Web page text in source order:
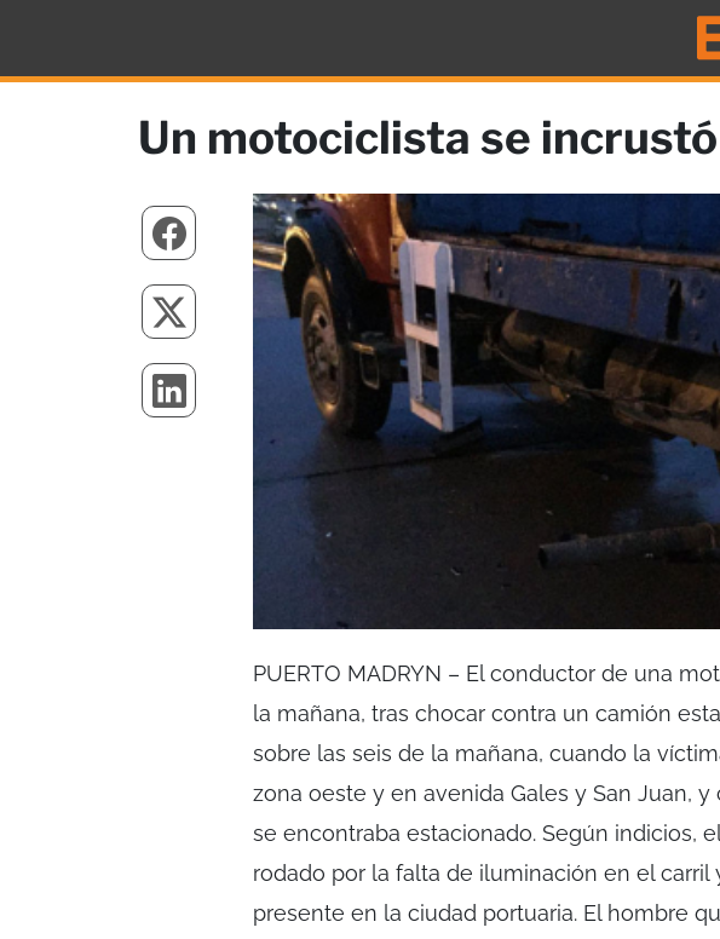
Un motociclista se
PUERTO MADRYN – El conductor de una
la mañana, tras chocar contra un camión
sobre las seis de la mañana, cuando la
zona oeste y en avenida Gales y San Juan,
se encontraba estacionado. Según indicios,
rodado por la falta de iluminación en el carril
presente en la ciudad portuaria. El hombre